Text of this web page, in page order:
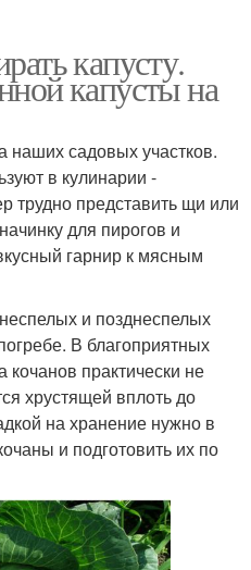
капусту.
капусты на
наших садовых участков.
в кулинарии -
трудно представить щи или
для пирогов и
гарнир к мясным
и позднеспелых
В благоприятных
кочанов практически не
хрустящей вплоть до
на хранение нужно в
и подготовить их по